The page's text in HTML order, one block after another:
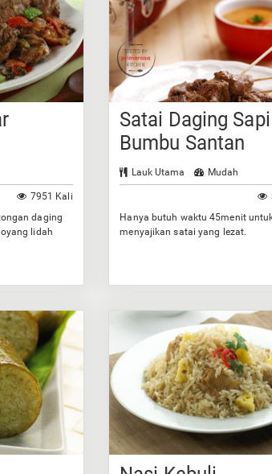
7951 Kali
daging
lidah
Satai Daging Sapi
Bumbu Santan
Lauk Utama Mudah
Hanya butuh waktu 45menit
menyajikan satai yang lezat.